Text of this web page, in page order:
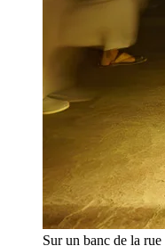
Sur un banc de la